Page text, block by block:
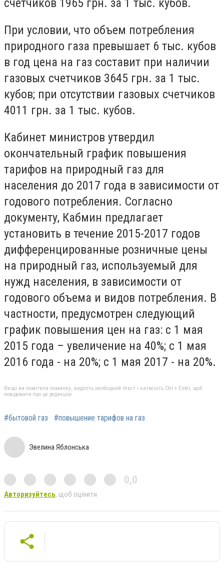
счетчиков 1965 грн. за 1 тыс. кубов.
При условии, что объем потребления
природного газа превышает 6 тыс. кубов
в год цена на газ составит при наличии
газовых счетчиков 3645 грн. за 1 тыс.
кубов; при отсутствии газовых счетчиков
4011 грн. за 1 тыс. кубов.
Кабинет министров утвердил
окончательный график повышения
тарифов на природный газ для
населения до 2017 года в зависимости от
годового потребления. Согласно
документу, Кабмин предлагает
установить в течение 2015-2017 годов
дифференцированные розничные цены
на природный газ, используемый для
нужд населения, в зависимости от
годового объема и видов потребления. В
частности, предусмотрен следующий
график повышения цен на газ: с 1 мая
2015 года – увеличение на 40%; с 1 мая
2016 года - на 20%; с 1 мая 2017 - на 20%.
Якщо ви помітили помилку, виділіть необхідний текст і натисніть Ctrl + Enter, щоб
повідомити про це редакцію
#бытовой газ #повышение тарифов на газ
Эвелина Яблонська
0,0
Авторизуйтесь, щоб оцінити